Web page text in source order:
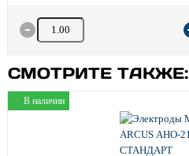
Количество товара
СМОТРИТЕ ТАКЖЕ:
В наличии